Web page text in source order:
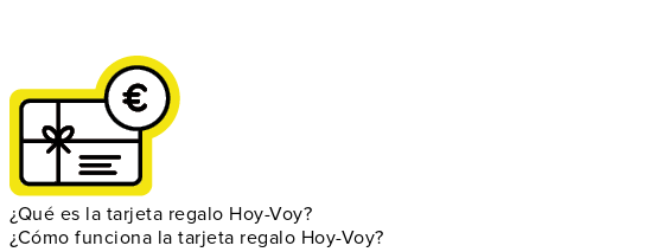
¿Qué es la tarjeta regalo Hoy-Voy?
¿Cómo funciona la tarjeta regalo Hoy-Voy?